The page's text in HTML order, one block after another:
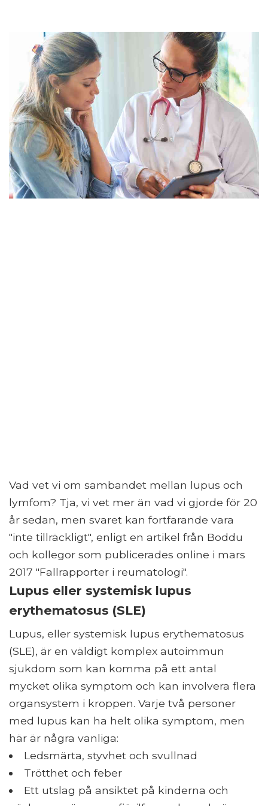
Vad vet vi om sambandet mellan lupus och
lymfom? Tja, vi vet mer än vad vi gjorde för 20
år sedan, men svaret kan fortfarande vara
"inte tillräckligt", enligt en artikel från Boddu
och kollegor som publicerades online i mars
2017 "Fallrapporter i reumatologi".
Lupus eller systemisk lupus
erythematosus (SLE)
Lupus, eller systemisk lupus erythematosus
(SLE), är en väldigt komplex autoimmun
sjukdom som kan komma på ett antal
mycket olika symptom och kan involvera flera
organsystem i kroppen. Varje två personer
med lupus kan ha helt olika symptom, men
här är några vanliga:
Ledsmärta, styvhet och svullnad
Trötthet och feber
Ett utslag på ansiktet på kinderna och